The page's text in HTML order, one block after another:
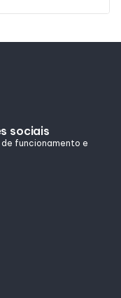
sociais
funcionamento e